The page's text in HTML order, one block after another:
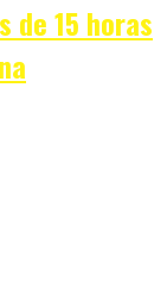
de 15 horas